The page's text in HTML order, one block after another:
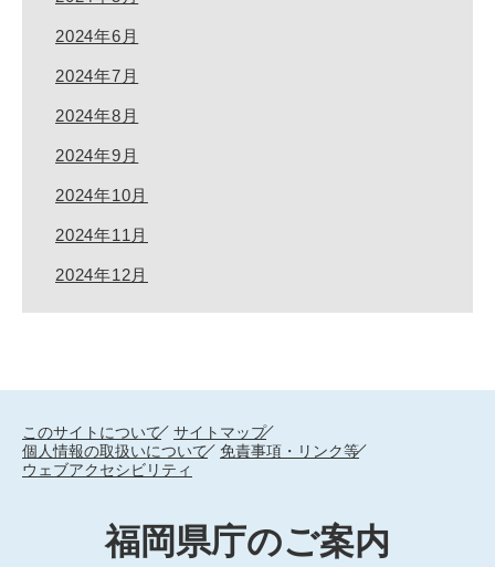
2024年6月
2024年7月
2024年8月
2024年9月
2024年10月
2024年11月
2024年12月
このサイトについて
サイトマップ
個人情報の取扱いについて
免責事項・リンク等
ウェブアクセシビリティ
福岡県庁のご案内